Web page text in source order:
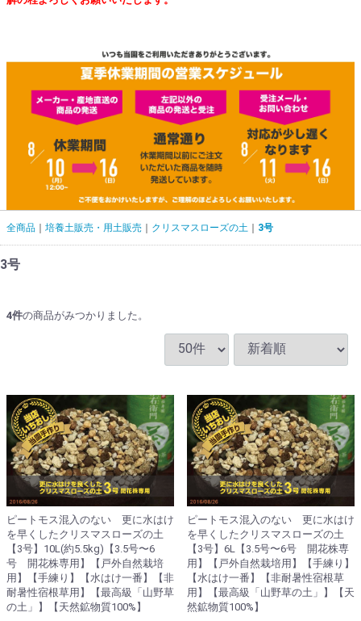
全商品 培養土販売・用土販売 クリスマスローズの土 3号
3号
4件の商品がみつかりました。
ピートモス混入のない 更に水はけ
を早くしたクリスマスローズの土
【3号】10L(約5.5kg)【3.5号〜6
号 開花株専用】【戸外自然栽培
用】【手練り】【水はけ一番】【非
耐暑性宿根草用】【最高級「山野草
の土」】【天然鉱物質100%】
ピートモス混入のない 更に水はけ
を早くしたクリスマスローズの土
【3号】6L【3.5号〜6号 開花株専
用】【戸外自然栽培用】【手練り】
【水はけ一番】【非耐暑性宿根草
用】【最高級「山野草の土」】【天
然鉱物質100%】